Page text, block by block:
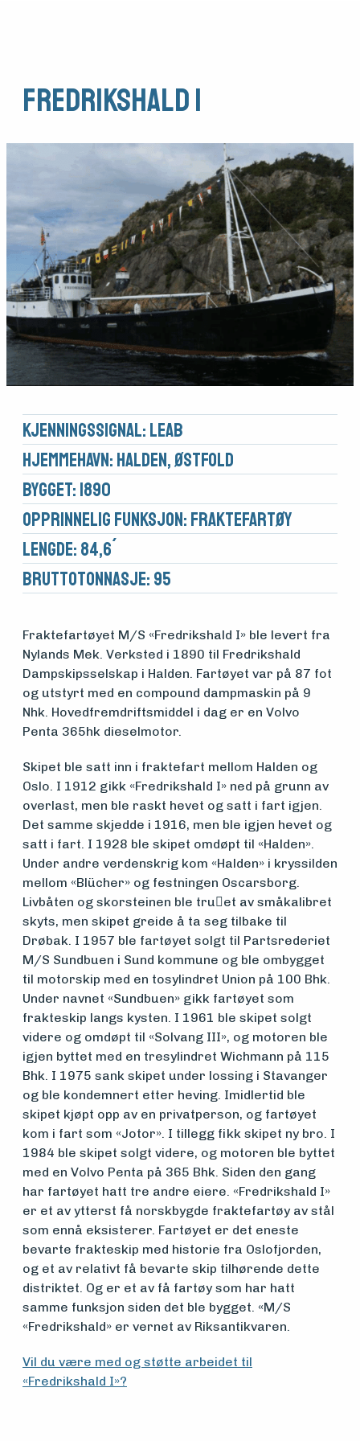
Medlemsfartøy
Søk
om
midler
Vern,
vedlikehold
og drift
Om
foreningen
Aktuelt
Arrangementer
Fredrikshald I
Kjennings­signal: LEAB
Hjemmehavn: Halden, Østfold
Bygget: 1890
Opprinnelig funksjon: Fraktefartøy
Lengde: 84,6´
Brutto­tonnasje: 95
Fraktefartøyet M/S «Fredrikshald I» ble levert fra
Nylands Mek. Verksted i 1890 til Fredrikshald
Dampskipsselskap i Halden. Fartøyet var på 87 fot
og utstyrt med en compound dampmaskin på 9
Nhk. Hovedfremdriftsmiddel i dag er en Volvo
Penta 365hk dieselmotor.
Skipet ble satt inn i fraktefart mellom Halden og
Oslo. I 1912 gikk «Fredrikshald I» ned på grunn av
overlast, men ble raskt hevet og satt i fart igjen.
Det samme skjedde i 1916, men ble igjen hevet og
satt i fart. I 1928 ble skipet omdøpt til «Halden».
Under andre verdenskrig kom «Halden» i kryssilden
mellom «Blücher» og festningen Oscarsborg.
Livbåten og skorsteinen ble tru􀆯et av småkalibret
skyts, men skipet greide å ta seg tilbake til
Drøbak. I 1957 ble fartøyet solgt til Partsrederiet
M/S Sundbuen i Sund kommune og ble ombygget
til motorskip med en tosylindret Union på 100 Bhk.
Under navnet «Sundbuen» gikk fartøyet som
frakteskip langs kysten. I 1961 ble skipet solgt
videre og omdøpt til «Solvang III», og motoren ble
igjen byttet med en tresylindret Wichmann på 115
Bhk. I 1975 sank skipet under lossing i Stavanger
og ble kondemnert etter heving. Imidlertid ble
skipet kjøpt opp av en privatperson, og fartøyet
kom i fart som «Jotor». I tillegg fikk skipet ny bro. I
1984 ble skipet solgt videre, og motoren ble byttet
med en Volvo Penta på 365 Bhk. Siden den gang
har fartøyet hatt tre andre eiere. «Fredrikshald I»
er et av ytterst få norskbygde fraktefartøy av stål
som ennå eksisterer. Fartøyet er det eneste
bevarte frakteskip med historie fra Oslofjorden,
og et av relativt få bevarte skip tilhørende dette
distriktet. Og er et av få fartøy som har hatt
samme funksjon siden det ble bygget. «M/S
«Fredrikshald» er vernet av Riksantikvaren.
Vil du være med og støtte arbeidet til
«Fredrikshald I»?